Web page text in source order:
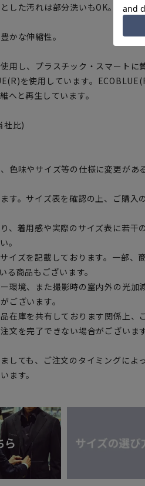
した汚れは部分洗いもOK。
かな伸縮性。
用し、プラスチック・スマートに
を使用しています。
へと再生しています。
社比)
色味やサイズ等の仕様に変更があ
す。サイズ表を確認の上、ご購入
、着用感や実際のサイズ表に若干
。
イズを記載しております。一部、
商品もございます。
環境、また撮影時の室内外の光加
ございます。
在庫を共有しております関係上、
文を完了できない場合がございま
しても、ご注文のタイミングによ
ます。